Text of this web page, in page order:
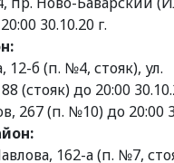
30.10.20 г.
12-б (п. №4, стояк), ул.
(стояк) до 20:00
267 (п. №10) до 20:00
162-а (п. №7,